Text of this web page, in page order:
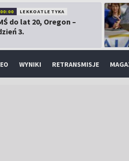
00:00 LEKKOATLETYKA
do lat 20, Oregon –
3.
WYNIKI RETRANSMISJE